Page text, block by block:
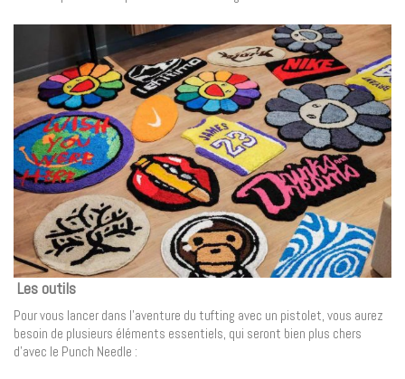
Les outils
Pour vous lancer dans l’aventure du tufting avec un pistolet, vous aurez
besoin de plusieurs éléments essentiels, qui seront bien plus chers
d’avec le Punch Needle :